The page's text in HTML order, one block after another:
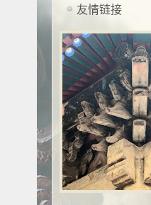
友情链接